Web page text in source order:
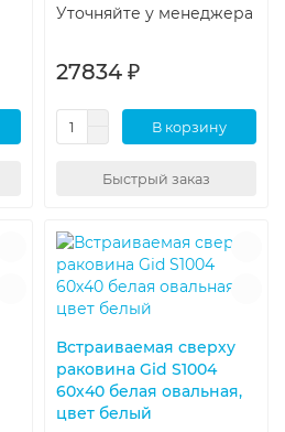
Уточняйте у менеджера
27834 ₽
В корзину
Быстрый заказ
Встраиваемая сверху
раковина Gid S1004
60х40 белая овальная,
цвет белый